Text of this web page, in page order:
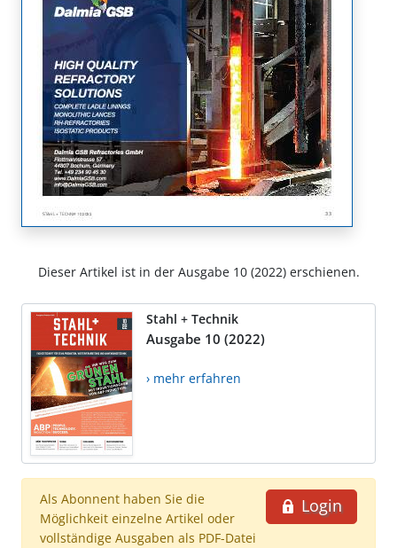
Dieser Artikel ist in der Ausgabe 10 (2022) erschienen.
Stahl + Technik
Ausgabe 10 (2022)
› mehr erfahren
Login
Als Abonnent haben Sie die
Möglichkeit einzelne Artikel oder
vollständige Ausgaben als PDF-Datei